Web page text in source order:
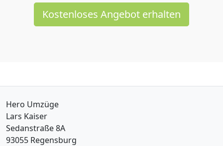
Kostenloses Angebot erhalten
Hero Umzüge
Lars Kaiser
Sedanstraße 8A
93055 Regensburg